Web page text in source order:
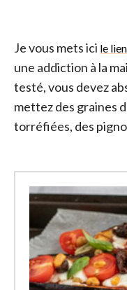
Je vous mets ici le
une addiction à la
testé, vous devez
mettez des graines
torréfiées, des